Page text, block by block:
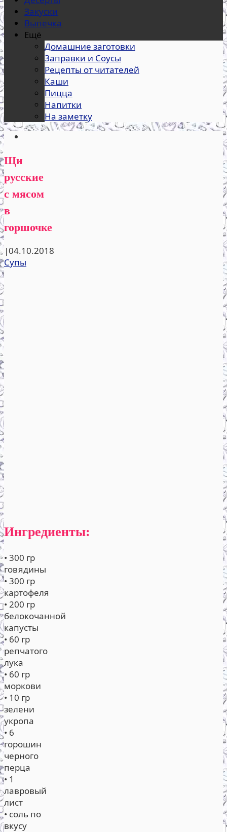
Закуски
Выпечка
Ещё
Домашние заготовки
Заправки и Соусы
Рецепты от читателей
Каши
Пицца
Напитки
На заметку
Щи
русские
с мясом
в
горшочке
|04.10.2018
Супы
Ингредиенты:
• 300 гр
говядины
• 300 гр
картофеля
• 200 гр
белокочанной
капусты
• 60 гр
репчатого
лука
• 60 гр
моркови
• 10 гр
зелени
укропа
• 6
горошин
черного
перца
• 1
лавровый
лист
• соль по
вкусу